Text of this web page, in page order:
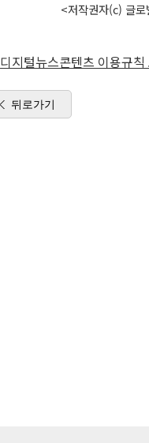
<저작권자(c) 글
디지털뉴스콘텐츠 이용규칙
뒤로가기